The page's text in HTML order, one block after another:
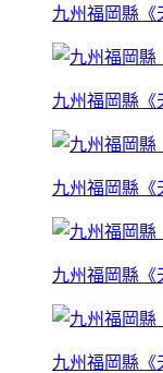
九州福岡縣《
九州福岡縣《
九州福岡縣《
九州福岡縣《
九州福岡縣《